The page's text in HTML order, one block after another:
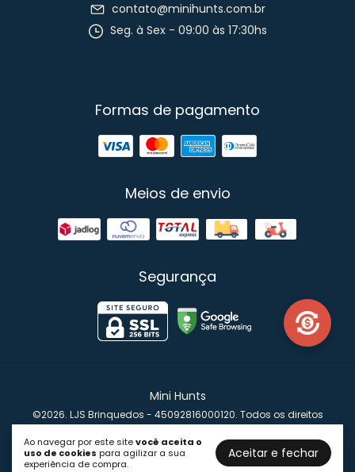
Ao navegar por este sitevocê aceita o
uso de cookies para agilizar a sua
experiência de compra.
Aceitar e fechar
contato@minihunts.com.br
Seg. à Sex - 09:00 às 17:30hs
Formas de pagamento
Meios de envio
Segurança
Mini Hunts
©2026. LJS Brinquedos - 45092816000120. Todos os direitos
reservados.